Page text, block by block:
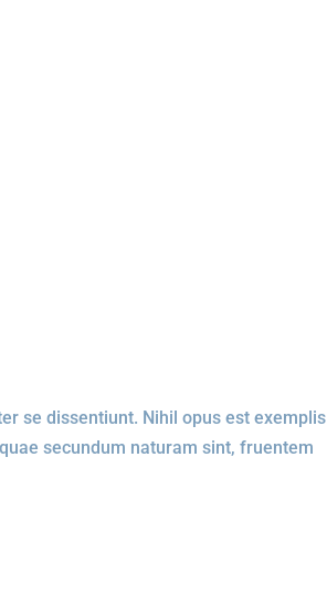
se dissentiunt. Nihil opus est exemplis
secundum naturam sint, fruentem